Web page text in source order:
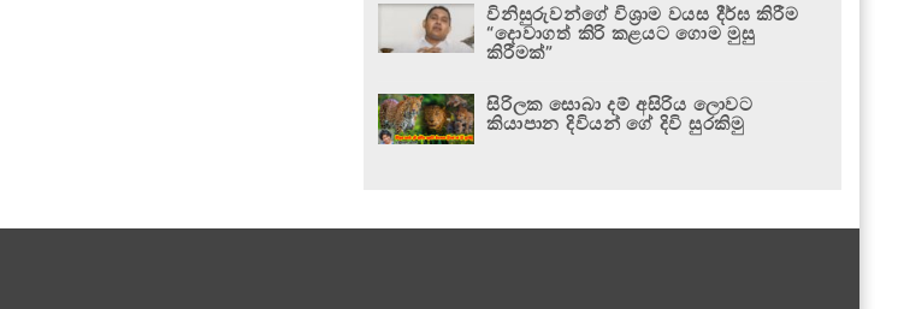
විනිසුරුවන්ගේ විශ්‍රාම වයස දීර්ඝ කිරීම
“දොවාගත් කිරි කළයට ගොම මුසු
කිරීමක්”
සිරිලක සොබා දම් අසිරිය ලොවට
කියාපාන දිවියන් ගේ දිවි සුරකිමු